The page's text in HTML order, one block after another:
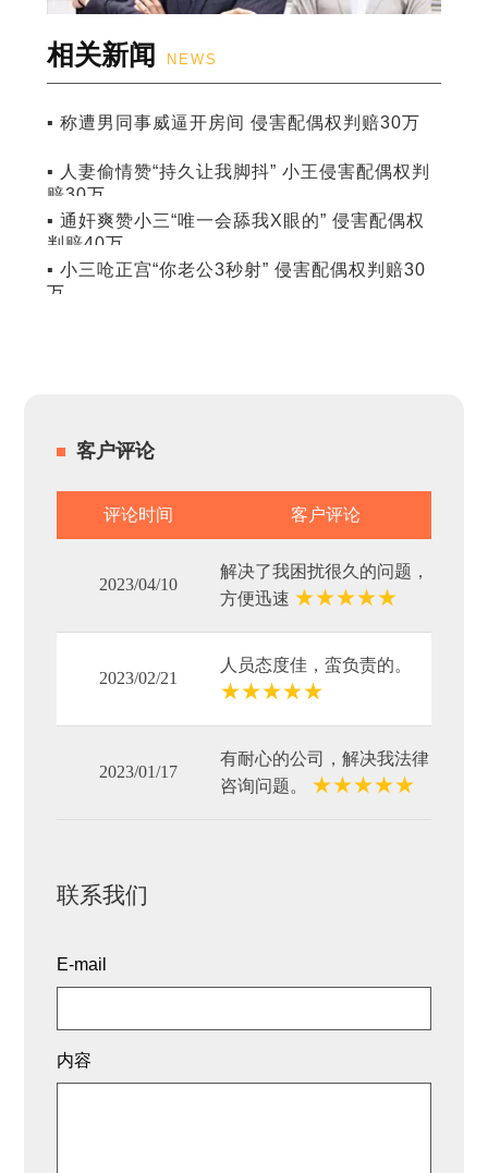
相关新闻 NEWS
▪ 称遭男同事威逼开房间 侵害配偶权判赔30万
▪ 人妻偷情赞“持久让我脚抖” 小王侵害配偶权判
赔30万
▪ 通奸爽赞小三“唯一会舔我X眼的” 侵害配偶权
判赔40万
▪ 小三呛正宫“你老公3秒射” 侵害配偶权判赔30
万
客户评论
评论时间 客户评论
2023/04/10
解决了我困扰很久的问题，
方便迅速 ★★★★★
2023/02/21
人员态度佳，蛮负责的。
★★★★★
2023/01/17
有耐心的公司，解决我法律
咨询问题。 ★★★★★
联系我们
E-mail
内容